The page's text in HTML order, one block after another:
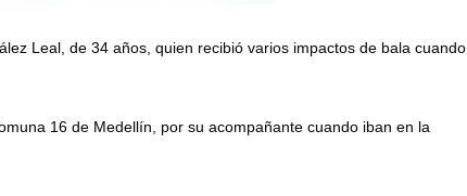
Leal, de 34 años, quien recibió varios impactos de bala cuando
16 de Medellín, por su acompañante cuando iban en la